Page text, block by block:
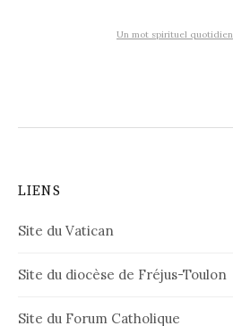
Un mot spirituel quotidien
LIENS
Site du Vatican
Site du diocèse de Fréjus-Toulon
Site du Forum Catholique